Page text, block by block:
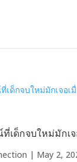
เด็กจบใหม่มักเ
| May 2,